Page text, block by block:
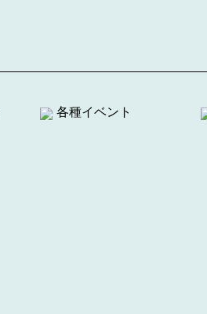
各種イベント